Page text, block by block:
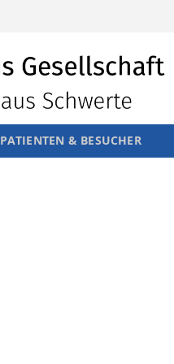
PATIENTEN & BESUCHER